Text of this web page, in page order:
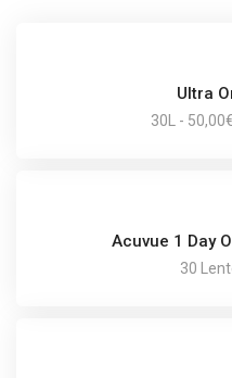
Ultra
30L -
Acuvue 1 Day
30